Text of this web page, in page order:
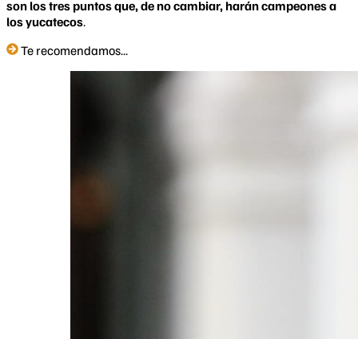
son los tres puntos que, de no cambiar, harán campeones a
los yucatecos.
Te recomendamos...